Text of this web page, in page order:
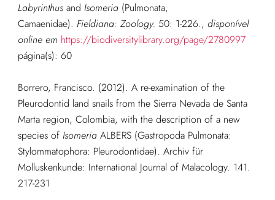
Labyrinthusand Isomeria(Pulmonata,
Camaenidae). Fieldiana: Zoology. 50: 1-226., disponível
online em https://biodiversitylibrary.org/page/2780997
página(s): 60
Borrero, Francisco. (2012). A re-examination of the
Pleurodontid land snails from the Sierra Nevada de Santa
Marta region, Colombia, with the description of a new
species of IsomeriaALBERS (Gastropoda Pulmonata:
Stylommatophora: Pleurodontidae). Archiv für
Molluskenkunde: International Journal of Malacology. 141.
217-231